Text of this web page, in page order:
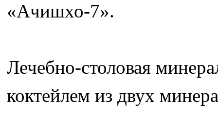
«Ачишхо-7».
Лечебно-столовая
коктейлем из двух